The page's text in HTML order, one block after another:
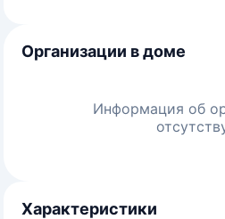
Организации в доме
Информация об
Характеристики